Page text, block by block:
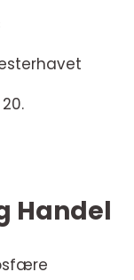
Handel